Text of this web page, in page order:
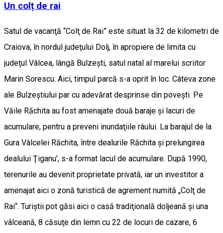
Un colț de rai
Satul de vacanţă “Colţ de Rai” este situat la 32 de kilometri de
Craiova, în nordul judeţului Dolj, în apropiere de limita cu
judeţul Vâlcea, lângă Bulzeşti, satul natal al marelui scriitor
Marin Sorescu. Aici, timpul parcă s-a oprit în loc. Câteva zone
ale Bulzeştiului par cu adevărat desprinse din poveşti. Pe
Văile Răchita au fost amenajate două baraje şi lacuri de
acumulare, pentru a preveni inundaţiile râului. La barajul de la
Gura Vâlcelei Răchita, între dealurile Răchita şi prelungirea
dealului Ţiganu’, s-a format lacul de acumulare. După 1990,
terenurile au devenit proprietate privată, iar un investitor a
amenajat aici o zonă turistică de agrement numită „Colţ de
Rai“. Turiştii pot găsi aici o casă tradiţională doljeană şi una
vâlceană, 8 căsuţe din lemn cu 22 de locuri de cazare, 6